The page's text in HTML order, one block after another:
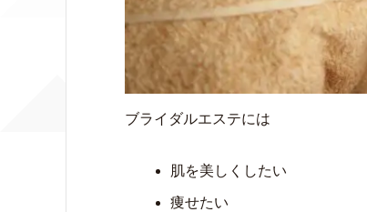
ブライダルエステには
肌を美しくしたい
痩せたい